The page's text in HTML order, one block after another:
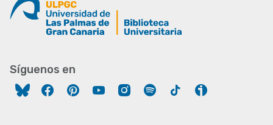
Síguenos en
FacebookPinterestYouTubeInstagram
Spotify Tiktok